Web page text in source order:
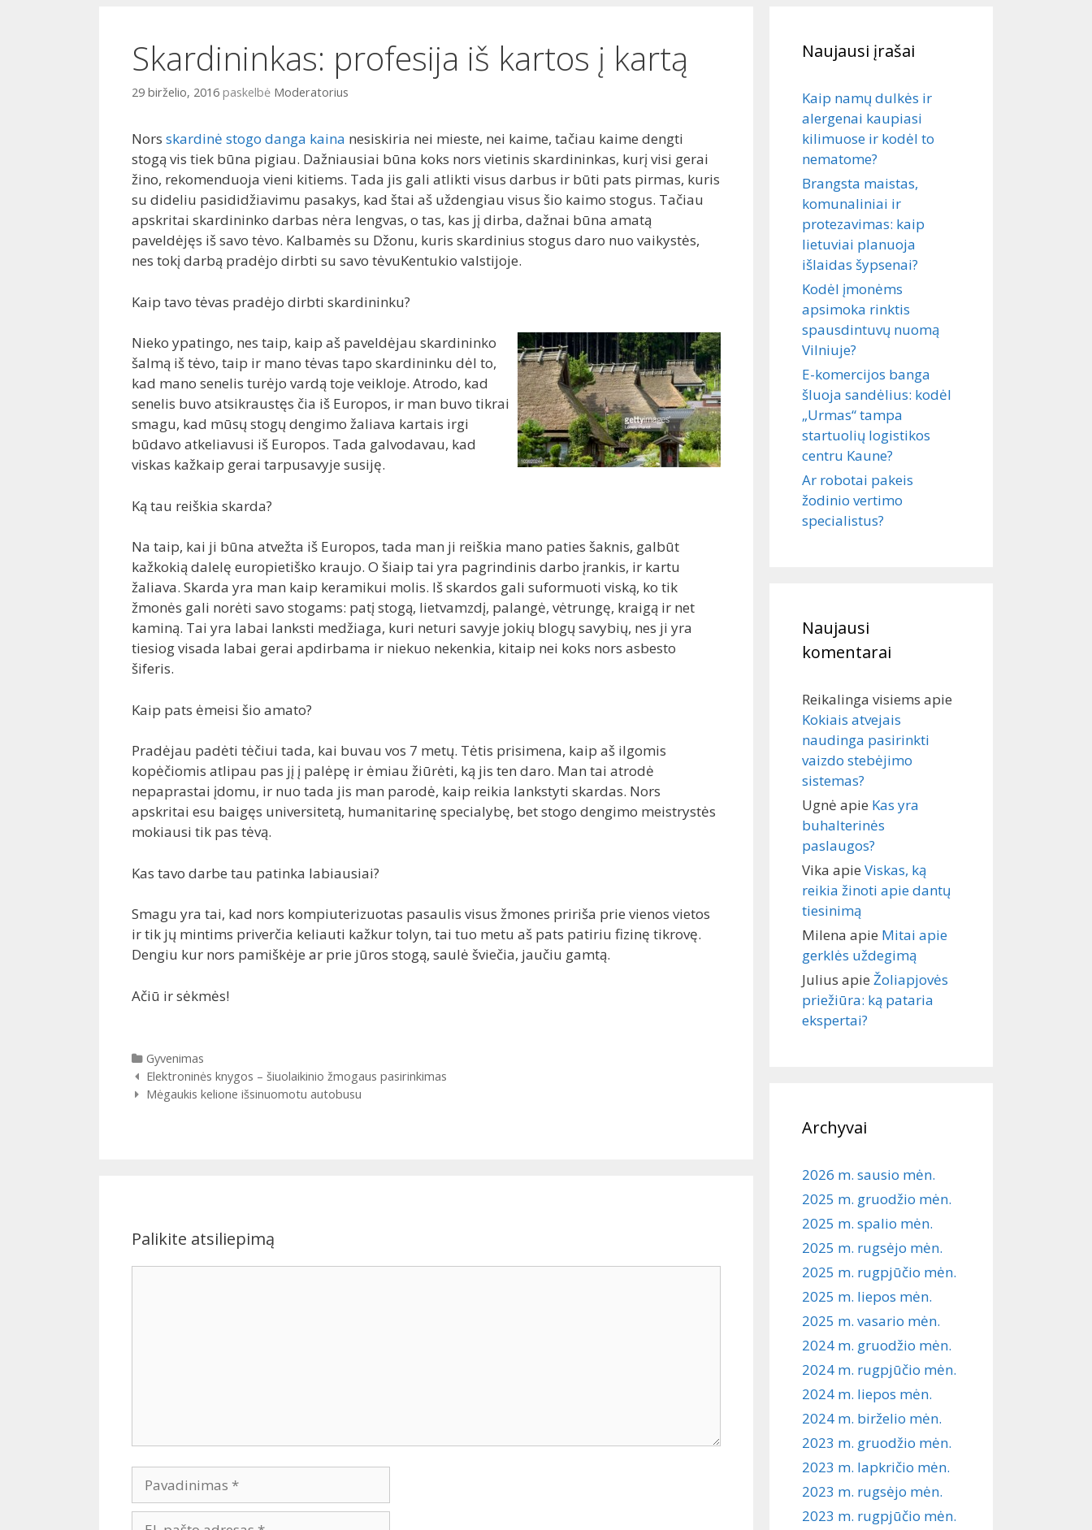
Skardininkas: profesija iš kartos į kartą
29 birželio, 2016 paskelbė Moderatorius
Nors skardinė stogo danga kaina nesiskiria nei mieste, nei kaime, tačiau kaime dengti
stogą vis tiek būna pigiau. Dažniausiai būna koks nors vietinis skardininkas, kurį visi gerai
žino, rekomenduoja vieni kitiems. Tada jis gali atlikti visus darbus ir būti pats pirmas, kuris
su dideliu pasididžiavimu pasakys, kad štai aš uždengiau visus šio kaimo stogus. Tačiau
apskritai skardininko darbas nėra lengvas, o tas, kas jį dirba, dažnai būna amatą
paveldėjęs iš savo tėvo. Kalbamės su Džonu, kuris skardinius stogus daro nuo vaikystės,
nes tokį darbą pradėjo dirbti su savo tėvuKentukio valstijoje.
Kaip tavo tėvas pradėjo dirbti skardininku?
Nieko ypatingo, nes taip, kaip aš paveldėjau skardininko
šalmą iš tėvo, taip ir mano tėvas tapo skardininku dėl to,
kad mano senelis turėjo vardą toje veikloje. Atrodo, kad
senelis buvo atsikraustęs čia iš Europos, ir man buvo tikrai
smagu, kad mūsų stogų dengimo žaliava kartais irgi
būdavo atkeliavusi iš Europos. Tada galvodavau, kad
viskas kažkaip gerai tarpusavyje susiję.
Ką tau reiškia skarda?
Na taip, kai ji būna atvežta iš Europos, tada man ji reiškia mano paties šaknis, galbūt
kažkokią dalelę europietiško kraujo. O šiaip tai yra pagrindinis darbo įrankis, ir kartu
žaliava. Skarda yra man kaip keramikui molis. Iš skardos gali suformuoti viską, ko tik
žmonės gali norėti savo stogams: patį stogą, lietvamzdį, palangė, vėtrungę, kraigą ir net
kaminą. Tai yra labai lanksti medžiaga, kuri neturi savyje jokių blogų savybių, nes ji yra
tiesiog visada labai gerai apdirbama ir niekuo nekenkia, kitaip nei koks nors asbesto
šiferis.
Kaip pats ėmeisi šio amato?
Pradėjau padėti tėčiui tada, kai buvau vos 7 metų. Tėtis prisimena, kaip aš ilgomis
kopėčiomis atlipau pas jį į palėpę ir ėmiau žiūrėti, ką jis ten daro. Man tai atrodė
nepaprastai įdomu, ir nuo tada jis man parodė, kaip reikia lankstyti skardas. Nors
apskritai esu baigęs universitetą, humanitarinę specialybę, bet stogo dengimo meistrystės
mokiausi tik pas tėvą.
Kas tavo darbe tau patinka labiausiai?
Smagu yra tai, kad nors kompiuterizuotas pasaulis visus žmones pririša prie vienos vietos
ir tik jų mintims priverčia keliauti kažkur tolyn, tai tuo metu aš pats patiriu fizinę tikrovę.
Dengiu kur nors pamiškėje ar prie jūros stogą, saulė šviečia, jaučiu gamtą.
Ačiū ir sėkmės!
Kategorijos
Gyvenimas
Įrašų
navigacija
Elektroninės knygos – šiuolaikinio žmogaus pasirinkimas
Mėgaukis kelione išsinuomotu autobusu
Palikite atsiliepimą
Naujausi įrašai
Kaip namų dulkės ir
alergenai kaupiasi
kilimuose ir kodėl to
nematome?
Brangsta maistas,
komunaliniai ir
protezavimas: kaip
lietuviai planuoja
išlaidas šypsenai?
Kodėl įmonėms
apsimoka rinktis
spausdintuvų nuomą
Vilniuje?
E-komercijos banga
šluoja sandėlius: kodėl
„Urmas“ tampa
startuolių logistikos
centru Kaune?
Ar robotai pakeis
žodinio vertimo
specialistus?
Naujausi
komentarai
Reikalinga visiems apie
Kokiais atvejais
naudinga pasirinkti
vaizdo stebėjimo
sistemas?
Ugnė apie Kas yra
buhalterinės
paslaugos?
Vika apie Viskas, ką
reikia žinoti apie dantų
tiesinimą
Milena apie Mitai apie
gerklės uždegimą
Julius apie Žoliapjovės
priežiūra: ką pataria
ekspertai?
Archyvai
2026 m. sausio mėn.
2025 m. gruodžio mėn.
2025 m. spalio mėn.
2025 m. rugsėjo mėn.
2025 m. rugpjūčio mėn.
2025 m. liepos mėn.
2025 m. vasario mėn.
2024 m. gruodžio mėn.
2024 m. rugpjūčio mėn.
2024 m. liepos mėn.
2024 m. birželio mėn.
2023 m. gruodžio mėn.
2023 m. lapkričio mėn.
2023 m. rugsėjo mėn.
2023 m. rugpjūčio mėn.